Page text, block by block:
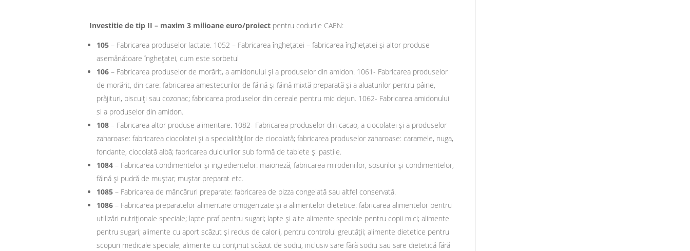
Investitie de tip II – maxim 3 milioane euro/proiect pentru codurile CAEN:
105 – Fabricarea produselor lactate. 1052 – Fabricarea îngheţatei – fabricarea îngheţatei şi altor produse
asemănătoare îngheţatei, cum este sorbetul
106 – Fabricarea produselor de morărit, a amidonului şi a produselor din amidon. 1061- Fabricarea produselor
de morărit, din care: fabricarea amestecurilor de făină şi făină mixtă preparată şi a aluaturilor pentru pâine,
prăjituri, biscuiţi sau cozonac; fabricarea produselor din cereale pentru mic dejun. 1062- Fabricarea amidonului
si a produselor din amidon.
108– Fabricarea altor produse alimentare. 1082- Fabricarea produselor din cacao, a ciocolatei şi a produselor
zaharoase: fabricarea ciocolatei şi a specialităţilor de ciocolată; fabricarea produselor zaharoase: caramele, nuga,
fondante, ciocolată albă; fabricarea dulciurilor sub formă de tablete şi pastile.
1084– Fabricarea condimentelor şi ingredientelor: maioneză, fabricarea mirodeniilor, sosurilor şi condimentelor,
făină şi pudră de muştar; muştar preparat etc.
1085– Fabricarea de mâncăruri preparate: fabricarea de pizza congelată sau altfel conservată.
1086 – Fabricarea preparatelor alimentare omogenizate şi a alimentelor dietetice: fabricarea alimentelor pentru
utilizări nutriţionale speciale; lapte praf pentru sugari; lapte şi alte alimente speciale pentru copii mici; alimente
pentru sugari; alimente cu aport scăzut şi redus de calorii, pentru controlul greutăţii; alimente dietetice pentru
scopuri medicale speciale; alimente cu conţinut scăzut de sodiu, inclusiv sare fără sodiu sau sare dietetică fără